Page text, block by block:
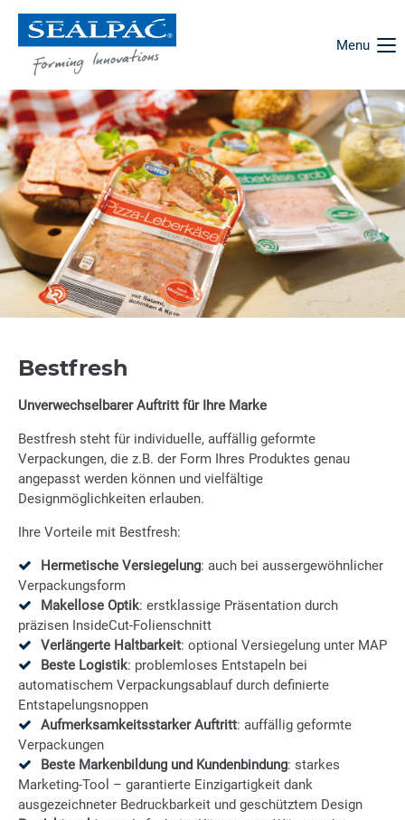
Menu
Bestfresh
Unverwechselbarer Auftritt für Ihre Marke
Bestfresh steht für individuelle, auffällig geformte
Verpackungen, die z.B. der Form Ihres Produktes genau
angepasst werden können und vielfältige
Designmöglichkeiten erlauben.
Ihre Vorteile mit Bestfresh:
Hermetische Versiegelung: auch bei aussergewöhnlicher
Verpackungsform
Makellose Optik: erstklassige Präsentation durch
präzisen InsideCut-Folienschnitt
Verlängerte Haltbarkeit: optional Versiegelung unter MAP
Beste Logistik: problemloses Entstapeln bei
automatischem Verpackungsablauf durch definierte
Entstapelungsnoppen
Aufmerksamkeitsstarker Auftritt: auffällig geformte
Verpackungen
Beste Markenbildung und Kundenbindung: starkes
Marketing-Tool – garantierte Einzigartigkeit dank
ausgezeichneter Bedruckbarkeit und geschütztem Design